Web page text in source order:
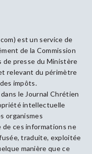
est un service de
de la Commission
de presse du Ministère
relevant du périmètre
impôts.
le Journal Chrétien
intellectuelle
organismes
de ces informations ne
traduite, exploitée
manière que ce